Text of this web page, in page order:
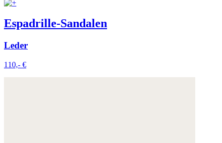
Espadrille-Sandalen
Leder
110,- €